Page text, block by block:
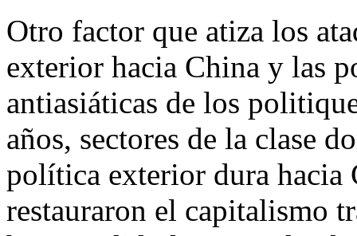
Otro factor que atiza los
exterior hacia China y las
antiasiáticas de los
años, sectores de la clase
política exterior dura hacia
restauraron el capitalismo